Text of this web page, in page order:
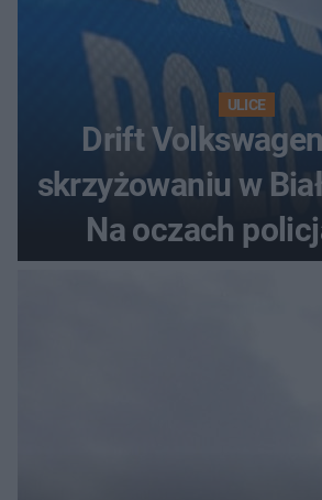
ULICE
Drift
skrzyżowaniu w
Na oczach